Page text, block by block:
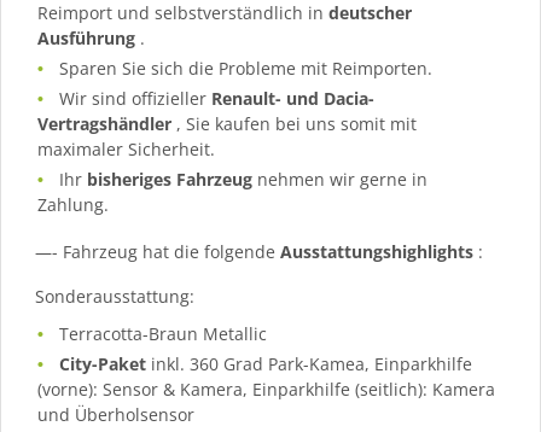
Reimport und selbstverständlich in deutscher
Ausführung .
Sparen Sie sich die Probleme mit Reimporten.
Wir sind offizieller Renault- und Dacia-
Vertragshändler , Sie kaufen bei uns somit mit
maximaler Sicherheit.
Ihr bisheriges Fahrzeug nehmen wir gerne in
Zahlung.
—- Fahrzeug hat die folgende Ausstattungshighlights :
Sonderausstattung:
Terracotta-Braun Metallic
City-Paket inkl. 360 Grad Park-Kamea, Einparkhilfe
(vorne): Sensor & Kamera, Einparkhilfe (seitlich): Kamera
und Überholsensor